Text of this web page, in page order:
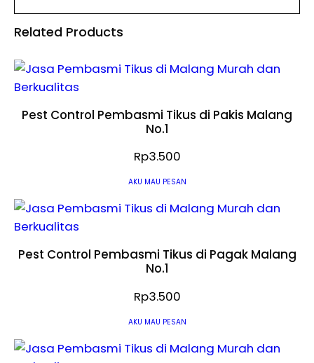
Related Products
Pest Control Pembasmi Tikus di Pakis Malang
No.1
Rp3.500
AKU MAU PESAN
Pest Control Pembasmi Tikus di Pagak Malang
No.1
Rp3.500
AKU MAU PESAN